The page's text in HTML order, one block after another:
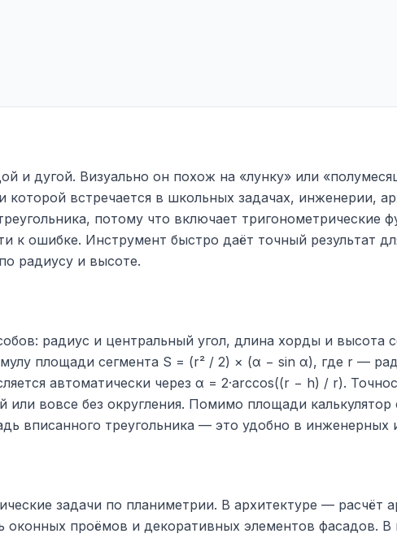
и дугой. Визуально он похож на «лунку» или
которой встречается в школьных задачах, инженерии,
потому что включает тригонометрические
к ошибке. Инструмент быстро даёт точный результат
радиусу и высоте.
радиус и центральный угол, длина хорды и высота
площади сегмента S = (r² / 2) × (α − sin α), где r —
автоматически через α = 2·arccos((r − h) / r).
вовсе без округления. Помимо площади калькулятор
вписанного треугольника — это удобно в инженерных
задачи по планиметрии. В архитектуре — расчёт
оконных проёмов и декоративных элементов фасадов.